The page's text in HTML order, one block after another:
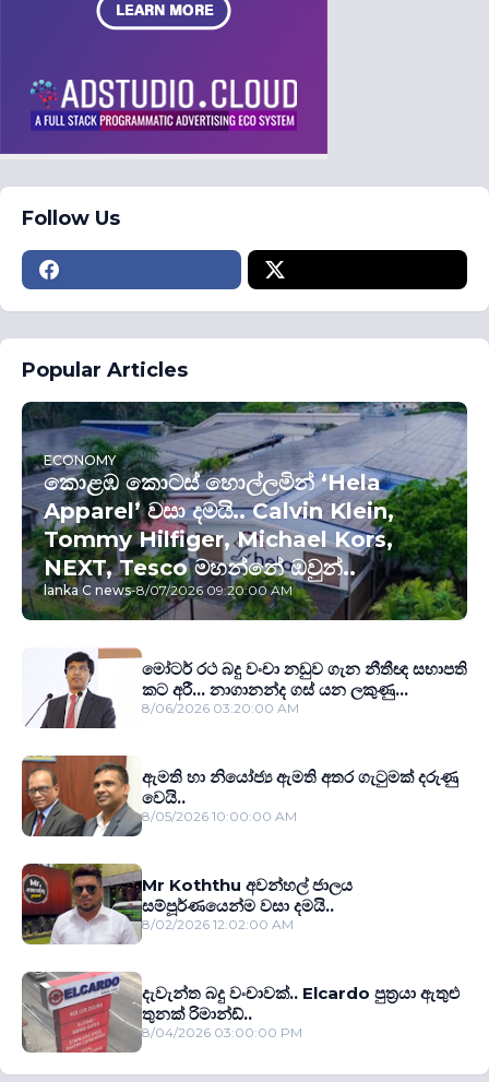
Follow Us
Popular Articles
ECONOMY
කොළඹ කොටස් හොල්ලමින් ‘Hela
Apparel’ වසා දමයි.. Calvin Klein,
Tommy Hilfiger, Michael Kors,
NEXT, Tesco මහන්නේ ඔවුන්..
lanka C news-8/07/2026 09:20:00 AM
මෝටර් රථ බදු වංචා නඩුව ගැන නීතීඥ සභාපති
කට අරී... නාගානන්ද ගස් යන ලකුණු...
8/06/2026 03:20:00 AM
ඇමති හා නියෝජ්‍ය ඇමති අතර ගැටුමක් දරුණු
වෙයි..
8/05/2026 10:00:00 AM
Mr Koththu අවන්හල් ජාලය
සම්පූර්ණයෙන්ම වසා දමයි..
8/02/2026 12:02:00 AM
දැවැන්ත බදු වංචාවක්.. Elcardo පුත‍්‍රයා ඇතුළු
තුනක් රිමාන්ඩ්..
8/04/2026 03:00:00 PM